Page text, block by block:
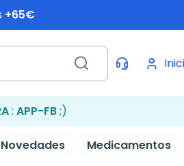
+65€
: APP-FB;)
Novedades Medicamentos